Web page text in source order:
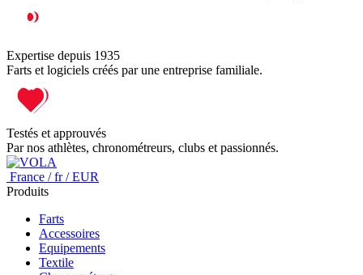
Expertise depuis 1935
Farts et logiciels créés par une entreprise familiale.
Testés et approuvés
Par nos athlètes, chronométreurs, clubs et passionnés.
France / fr / EUR
Produits
Farts
Accessoires
Equipements
Textile